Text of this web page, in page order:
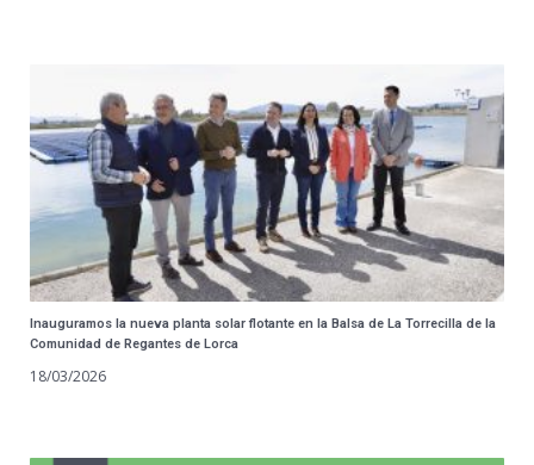
Inauguramos la nueva planta solar flotante en la Balsa de La Torrecilla de la
Comunidad de Regantes de Lorca
18/03/2026